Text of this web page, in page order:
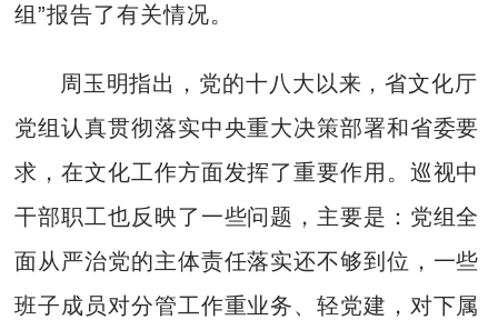
组”报告了有关情况。
周玉明指出，党的十八大以来，省文化厅
党组认真贯彻落实中央重大决策部署和省委要
求，在文化工作方面发挥了重要作用。巡视中
干部职工也反映了一些问题，主要是：党组全
面从严治党的主体责任落实还不够到位，一些
班子成员对分管工作重业务、轻党建，对下属